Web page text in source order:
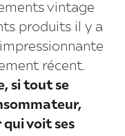
vintage
produits il y a
récent.
si tout se
qui voit ses